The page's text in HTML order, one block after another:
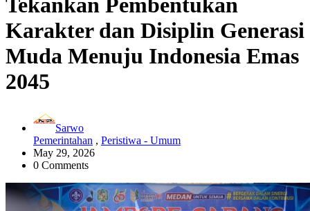
Tekankan Pembentukan
Karakter dan Disiplin Generasi
Muda Menuju Indonesia Emas
2045
Sarwo
Pemerintahan , Peristiwa - Umum
May 29, 2026
0 Comments